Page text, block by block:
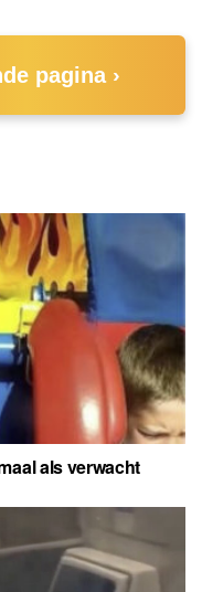
pagina ›
als verwacht